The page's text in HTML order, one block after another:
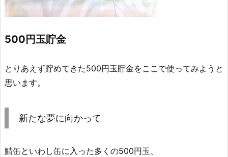
500円玉貯金
とりあえず貯めてきた500円玉貯金をここで使ってみようと
思います。
新たな夢に向かって
鯖缶といわし缶に入った多くの500円玉、